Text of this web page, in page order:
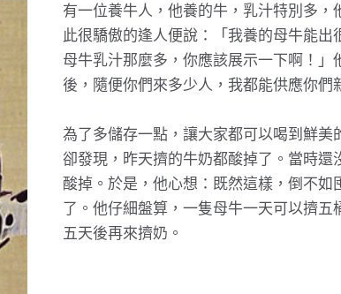
有一位養牛人，他養的牛，乳汁特別多，
此很驕傲的逢人便說：「我養的母牛能
母牛乳汁那麼多，你應該展示一下啊！
後，隨便你們來多少人，我都能供應你們
為了多儲存一點，讓大家都可以喝到鮮
卻發現，昨天擠的牛奶都酸掉了。當時
酸掉。於是，他心想：既然這樣，倒不
了。他仔細盤算，一隻母牛一天可以擠
五天後再來擠奶。